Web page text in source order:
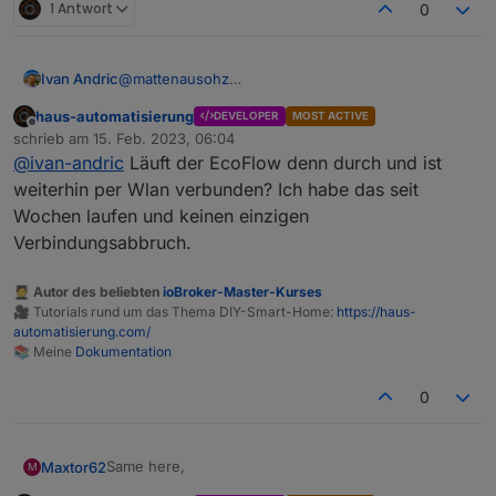
2023-02-06 11:08:27.931 info Try to connect to
632768efb1f54b13a8c719ed98xxxxx:**********
4.0.7 in
node: v18.6.0, js-controller: 4.0.24
Kann mir jemand etwas dazu sagen?
Gruß
Matthias
1 Antwort 0
Ivan Andric@mattenausohz
mit dem MQTT Explorer statt dem ioBroker
verbunden und der meldet auch "Disconnected
from server". Es scheint wohl an ecoflow zu
liegen.
Offline
haus-automatisierung DEVELOPER MOST ACTIVE
schrieb am 15. Feb. 2023, 06:04
zuletzt editiert von
@ivan-andric Läuft der EcoFlow denn durch und ist
weiterhin per Wlan verbunden? Ich habe das seit
Wochen laufen und keinen einzigen
Verbindungsabbruch.
🧑‍🎓 Autor des beliebten ioBroker-Master-Kurses
🎥 Tutorials rund um das Thema DIY-Smart-Home: https://haus-
automatisierung.com/
📚 Meine Dokumentation
0
M Maxtor62Same here,